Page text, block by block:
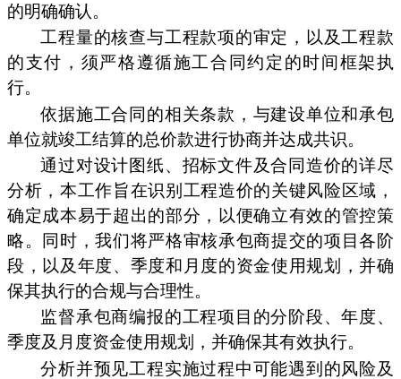
的明确确认。
工程量的核查与工程款项的审定，以及工程款
的支付，须严格遵循施工合同约定的时间框架执
行。
依据施工合同的相关条款，与建设单位和承包
单位就竣工结算的总价款进行协商并达成共识。
通过对设计图纸、招标文件及合同造价的详尽
分析，本工作旨在识别工程造价的关键风险区域，
确定成本易于超出的部分，以便确立有效的管控策
略。同时，我们将严格审核承包商提交的项目各阶
段，以及年度、季度和月度的资金使用规划，并确
保其执行的合规与合理性。
监督承包商编报的工程项目的分阶段、年度、
季度及月度资金使用规划，并确保其有效执行。
分析并预见工程实施过程中可能遇到的风险及